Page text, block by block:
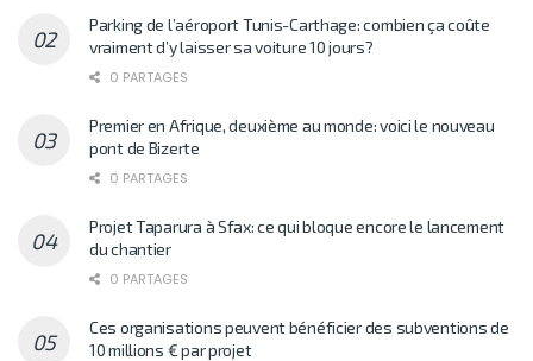
Parking de l’aéroport Tunis-Carthage: combien ça coûte
vraiment d’y laisser sa voiture 10 jours?
0 PARTAGES
Premier en Afrique, deuxième au monde: voici le nouveau
pont de Bizerte
0 PARTAGES
Projet Taparura à Sfax: ce qui bloque encore le lancement
du chantier
0 PARTAGES
Ces organisations peuvent bénéficier des subventions de
10 millions € par projet